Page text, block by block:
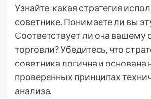
Узнайте, какая стратегия
советнике. Понимаете ли вы
Соответствует ли она вашему
торговли? Убедитесь, что
советника логична и основана
проверенных принципах
анализа.